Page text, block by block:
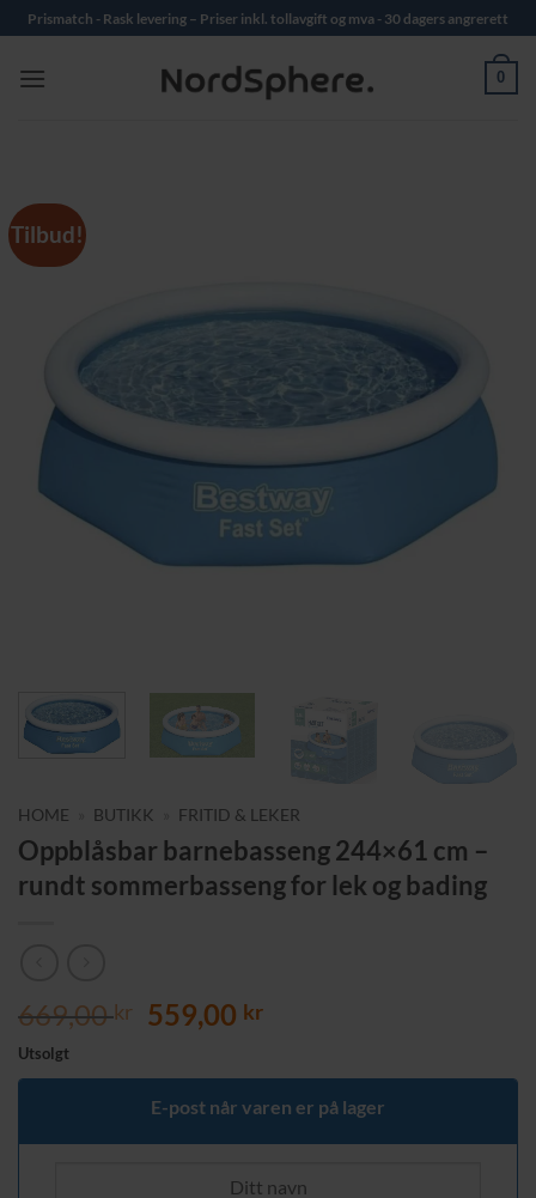
Skip
to
content
Prismatch - Rask levering – Priser inkl. tollavgift og mva - 30 dagers angrerett
0
Tilbud!
HOME BUTIKK FRITID & LEKER
Oppblåsbar barnebasseng 244×61 cm –
rundt sommerbasseng for lek og bading
669,00kr Opprinnelig
var:
669,00 kr.
559,00 krNåværende
er:
559,00 kr.
Utsolgt
E-post når varen er på lager